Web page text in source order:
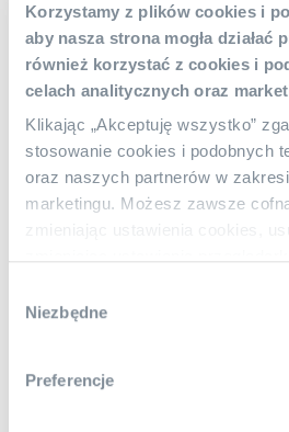
Korzystamy z plików cookies i
aby nasza strona mogła działać
również korzystać z cookies i
celach analitycznych oraz
Klikając „Akceptuję wszystko”
stosowanie cookies i podobnych
oraz naszych partnerów w
marketingu. Możesz zawsze
znajdziesz w
zgody
Niezbędne
Preferencje
Dominik Stacherski –
Service Processes at
Wspólnicy sp.j. A
in Accounting and Enterprise
25 years, he has been
and medium-sized
services, business